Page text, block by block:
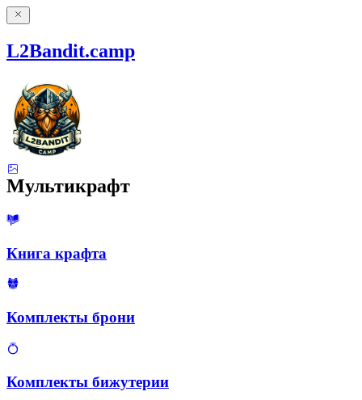
L2Bandit.camp
Мультикрафт
Книга крафта
Комплекты брони
Комплекты бижутерии